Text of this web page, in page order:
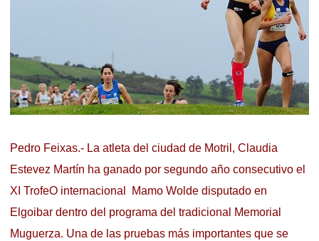
Pedro Feixas.- La atleta del ciudad de Motril, Claudia
Estevez Martín ha ganado por segundo año consecutivo el
XI TrofeO internacional Mamo Wolde disputado en
Elgoibar dentro del programa del tradicional Memorial
Muguerza. Una de las pruebas más importantes que se